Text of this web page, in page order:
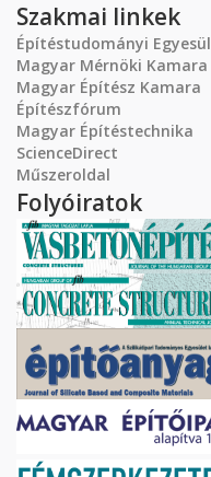
Szakmai linkek
Építéstudományi
Magyar Mérnöki Kamara
Magyar Építész Kamara
Építészfórum
Magyar Építéstechnika
ScienceDirect
Műszeroldal
Folyóiratok